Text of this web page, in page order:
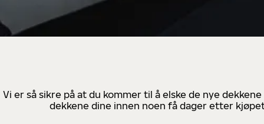
Vi er så sikre på at du kommer til å elske de nye
dekkene dine innen noen få dager etter